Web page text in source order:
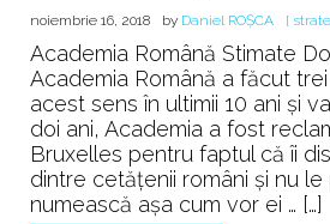
noiembrie 16, 2018 by Daniel ROȘCA [
Academia Română Stimate
Academia Română a făcut
acest sens în ultimii 10 ani și
doi ani, Academia a fost
Bruxelles pentru faptul că îi
dintre cetățenii români și nu
numească așa cum vor ei … […]